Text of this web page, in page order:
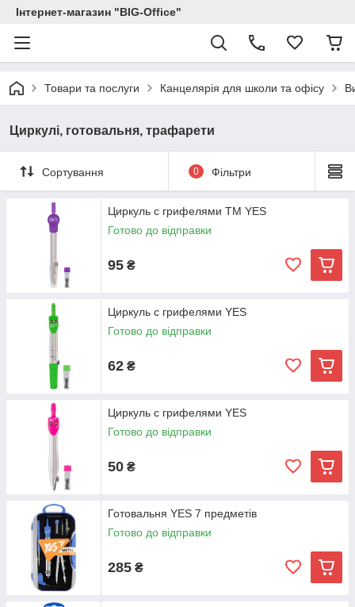
Інтернет-магазин "BIG-Office"
Товари та послуги Канцелярія для школи та офісу
Циркулі, готовальня, трафарети
Сортування 0 Фільтри
Циркуль с грифелями TM YES
Готово до відправки
95 ₴
Циркуль с грифелями YES
Готово до відправки
62 ₴
Циркуль с грифелями YES
Готово до відправки
50 ₴
Готовальня YES 7 предметів
Готово до відправки
285 ₴